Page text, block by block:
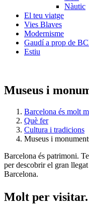
Nàutic
El teu viatge
Vies Blaves
Modernisme
Gaudí a prop de
Estiu
Museus i
Barcelona és molt
Què fer
Cultura i tradicions
Museus i
Barcelona és patrimoni.
per descobrir el gran
Barcelona.
Molt per